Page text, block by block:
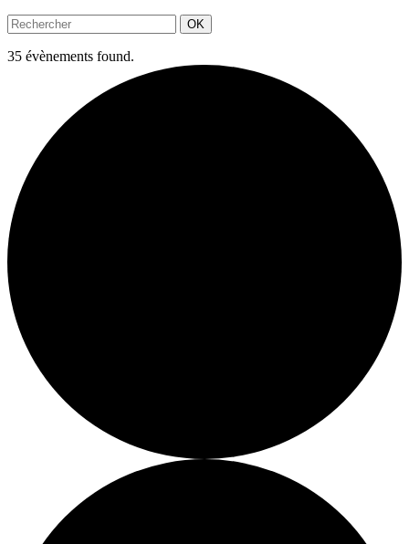
OK
35 évènements found.